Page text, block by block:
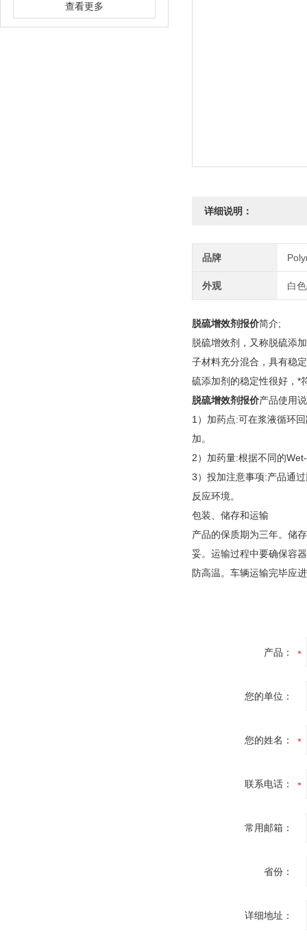
查看更多
详细说明：
品牌
外观 白
脱硫增效剂报价简介;
脱硫增效剂，又称脱硫添
子材料充分混合，具有稳
硫添加剂的稳定性很好，*
脱硫增效剂报价产品使用
1）加药点:可在浆液循环
加。
2）加药量:根据不同的
3）投加注意事项:产品通
反应环境。
包装、储存和运输
产品的保质期为三年。储
妥。运输过程中要确保容
防高温。车辆运输完毕应
产品：
您的单位：
您的姓名：
联系电话：
常用邮箱：
省份：
详细地址：